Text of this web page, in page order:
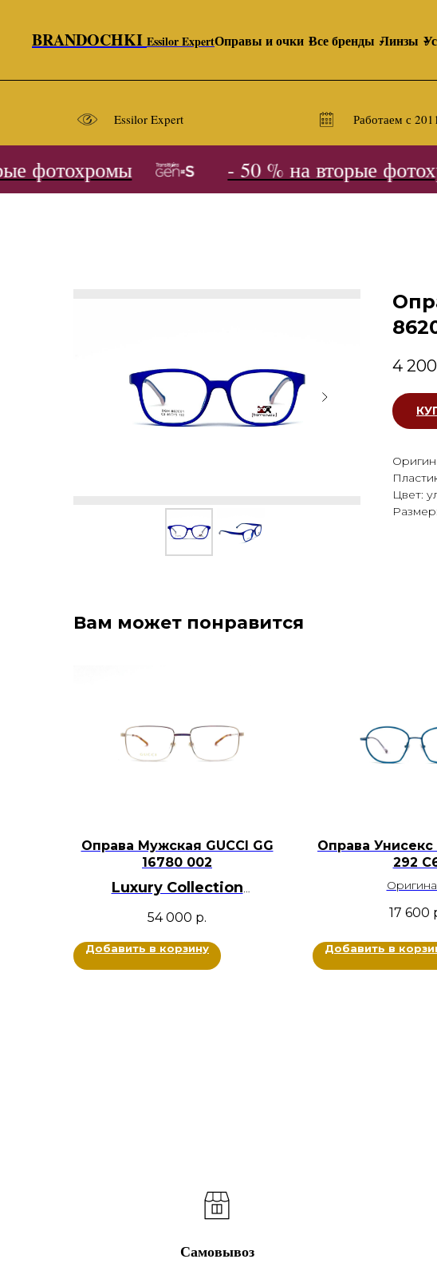
BRANDOCHKI Essilor ExpertОправы и очки Все бренды Линзы
Essilor Expert Работаем с
фотохромы - 50 % на вторые
4 200
Цвет:
Вам может понравится
Оправа Мужская GUCCI GG
16780 002
Luxury Collection
BRANDOCHKI
Оригинал
Металл
Цвет: Золотой
54 000 р.
Добавить в корзину
Оправа Унисекс
292
Цвет: Бирюзовый,
17 600
Добавить в
Самовывоз